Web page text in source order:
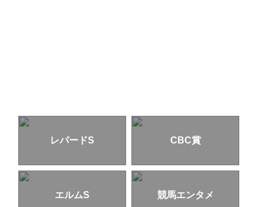
レパードS CBC賞
エルムS 競馬エンタメ